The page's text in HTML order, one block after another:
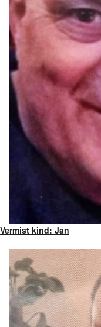
Vermist kind: Jan